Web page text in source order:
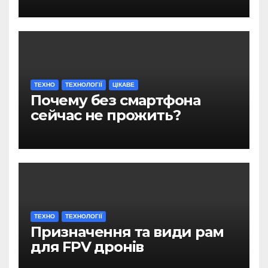
ТЕХНО ТЕХНОЛОГІЇ ЦІКАВЕ
Почему без смартфона
сейчас не прожить?
ТЕХНО ТЕХНОЛОГІЇ
Призначення та види рам
для FPV дронів